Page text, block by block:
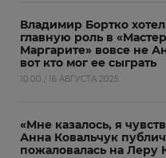
Владимир Бортко хотел
главную роль в
Маргарите» вовсе не
вот кто мог ее сыграть
10:00 / 16 АВГУСТА 2025
«Мне казалось, я
Анна Ковальчук
пожаловалась на Леру